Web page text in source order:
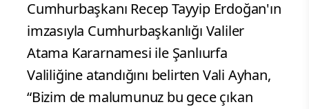
Cumhurbaşkanı Recep Tayyip Erdoğan'ın
imzasıyla Cumhurbaşkanlığı Valiler
Atama Kararnamesi ile Şanlıurfa
Valiliğine atandığını belirten Vali Ayhan,
“Bizim de malumunuz bu gece çıkan